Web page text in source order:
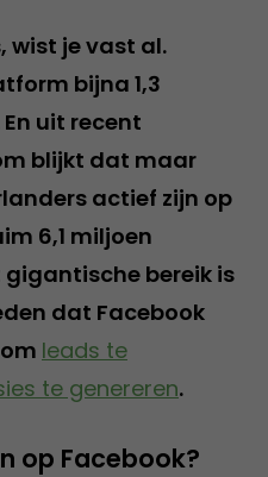
wist je vast al.
bijna 1,3
uit recent
blijkt dat maar
actief zijn op
6,1 miljoen
bereik is
dat Facebook
leads te
te genereren.
op Facebook?